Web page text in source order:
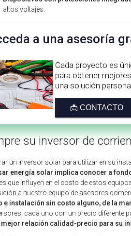
altos voltajes.
a una asesoría
Cada proyecto es
para obtener
una solución
📩 CONTACTO
su inversor de
un inversor solar para utilizar en su
energía solar implica conocer a
que influyen en el costo de estos
a nuestro equipo de asesores
e instalación sin costo alguno, de la
cada uno con un precio diferente
mejor relación calidad-precio para su